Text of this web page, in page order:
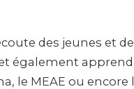
des jeunes et
également
le MEAE ou encore